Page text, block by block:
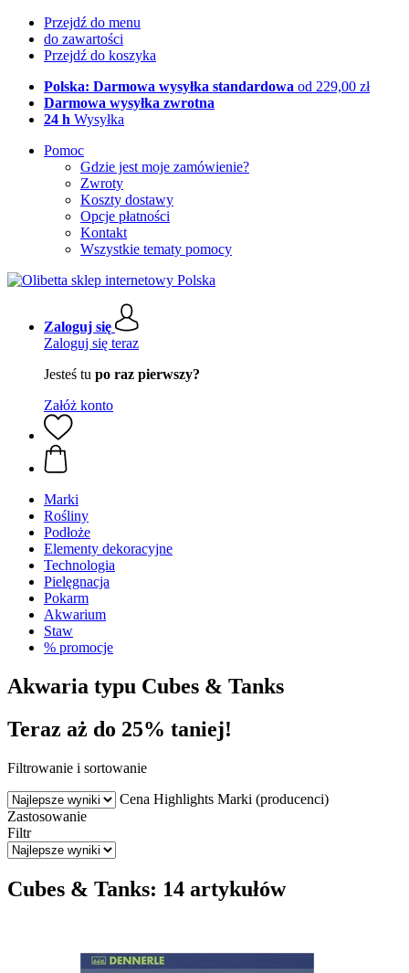
Przejdź do menu
do zawartości
Przejdź do koszyka
Polska: Darmowa wysyłka standardowa od 229,00 zł
Darmowa wysyłka zwrotna
24 h Wysyłka
Pomoc
Gdzie jest moje zamówienie?
Zwroty
Koszty dostawy
Opcje płatności
Kontakt
Wszystkie tematy pomocy
Zaloguj się
Zaloguj się teraz
Jesteś tu po raz pierwszy?
Załóż konto
Marki
Rośliny
Podłoże
Elementy dekoracyjne
Technologia
Pielęgnacja
Pokarm
Akwarium
Staw
% promocje
Akwaria typu Cubes & Tanks
Teraz aż do 25% taniej!
Filtrowanie i sortowanie
Cena Highlights Marki (producenci)
Zastosowanie
Filtr
Cubes & Tanks: 14 artykułów